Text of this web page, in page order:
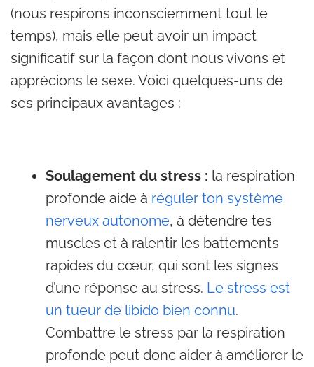
(nous respirons inconsciemment tout le
temps), mais elle peut avoir un impact
significatif sur la façon dont nous vivons et
apprécions le sexe. Voici quelques-uns de
ses principaux avantages :
Soulagement du stress : la respiration
profonde aide à réguler ton système
nerveux autonome, à détendre tes
muscles et à ralentir les battements
rapides du cœur, qui sont les signes
d’une réponse au stress. Le stress est
un tueur de libido bien connu.
Combattre le stress par la respiration
profonde peut donc aider à améliorer le